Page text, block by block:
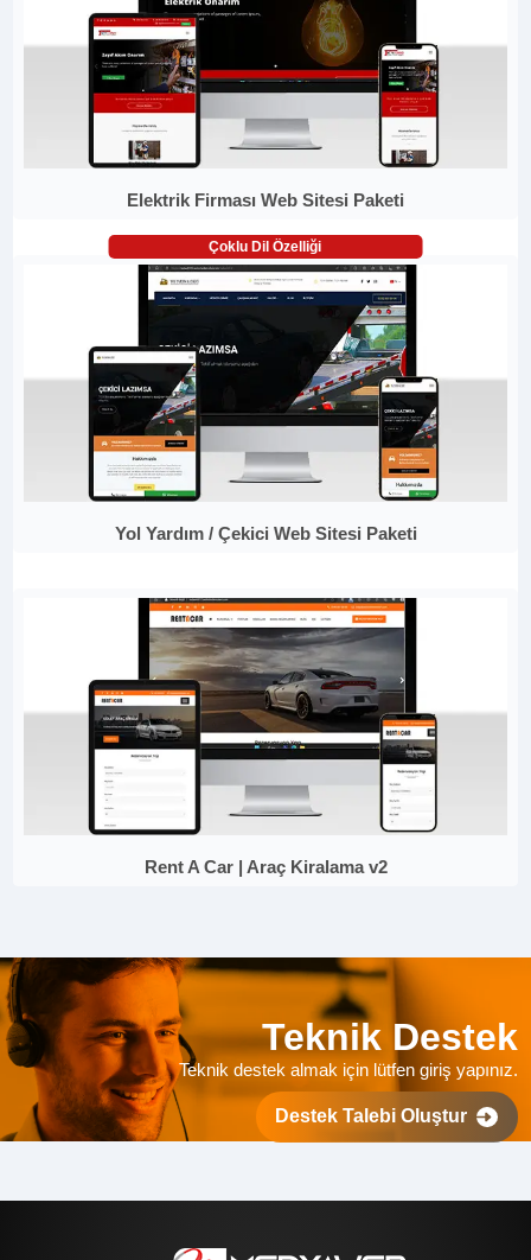
Elektrik Firması Web Sitesi Paketi
Çoklu Dil Özelliği
Yol Yardım / Çekici Web Sitesi Paketi
Rent A Car | Araç Kiralama v2
Teknik Destek
Teknik destek almak için lütfen giriş yapınız.
Destek Talebi Oluştur